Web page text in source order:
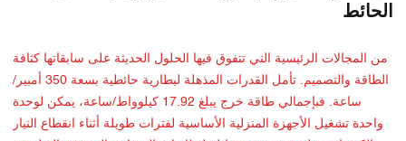
الحائط
من المجالات الرئيسية التي تتفوق فيها الحلول الحديثة على سابقاتها كثافة
الطاقة والتصميم. تأمل القدرات المذهلة لبطارية حائطية بسعة 350 أمبير/
ساعة. فبإجمالي طاقة خرج يبلغ 17.92 كيلوواط/ساعة، يمكن لوحدة
واحدة تشغيل الأجهزة المنزلية الأساسية لفترات طويلة أثناء انقطاع التيار